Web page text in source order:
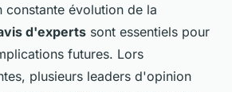
constante évolution de la
d'experts sont essentiels pour
futures. Lors
plusieurs leaders d'opinion